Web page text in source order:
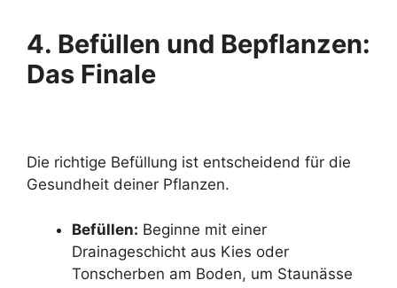
4. Befüllen und Bepflanzen:
Das Finale
Die richtige Befüllung ist entscheidend für die
Gesundheit deiner Pflanzen.
Befüllen: Beginne mit einer
Drainageschicht aus Kies oder
Tonscherben am Boden, um Staunässe